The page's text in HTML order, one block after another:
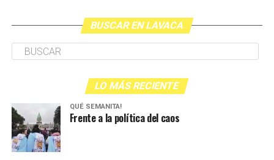
BUSCAR EN LAVACA
LO MÁS RECIENTE
QUÉ SEMANITA!
Frente a la política del caos